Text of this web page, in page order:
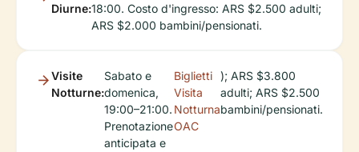
Diurne:18:00. Costo d'ingresso: ARS $2.500 adulti;
ARS $2.000 bambini/pensionati.
Visite
Notturne:
Sabato e
domenica,
19:00–21:00.
Prenotazione
anticipata e
Biglietti
Visita
Notturna
OAC
); ARS $3.800
adulti; ARS $2.500
bambini/pensionati.